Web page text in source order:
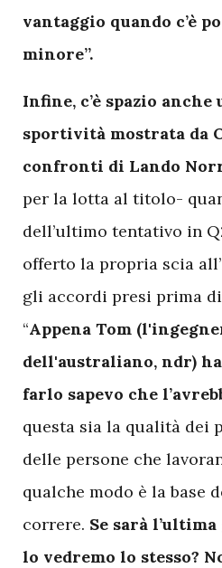
vantaggio quando c’è
minore”.
Infine, c’è spazio
sportività mostrata da
confronti di Lando
per la lotta al titolo-
dell’ultimo tentativo in
offerto la propria scia
gli accordi presi prima
“Appena Tom
dell'australiano, ndr)
farlo sapevo che
questa sia la qualità dei
delle persone che
qualche modo è la base
correre. Se sarà
lo vedremo lo stesso?